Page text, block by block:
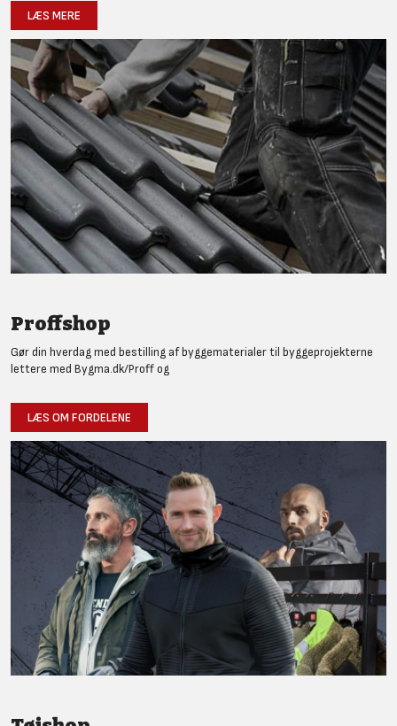
LÆS MERE
Proffshop
Gør din hverdag med bestilling af byggematerialer til byggeprojekterne
lettere med Bygma.dk/Proff og
LÆS OM FORDELENE